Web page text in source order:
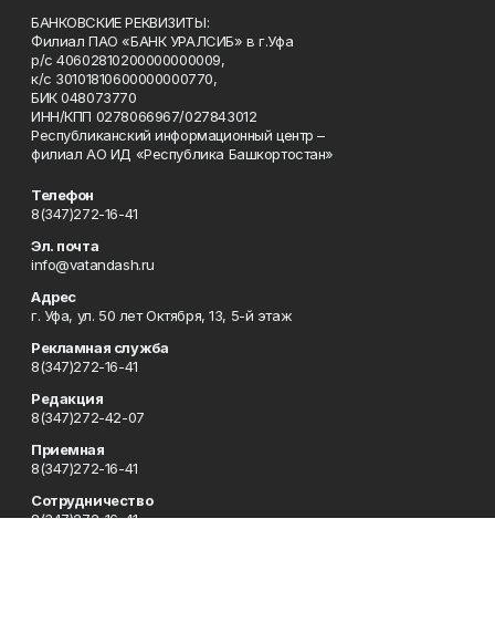
БАНКОВСКИЕ РЕКВИЗИТЫ:
Филиал ПАО «БАНК УРАЛСИБ» в г.Уфа
р/с 40602810200000000009,
к/с 30101810600000000770,
БИК 048073770
ИНН/КПП 0278066967/027843012
Республиканский информационный центр –
филиал АО ИД «Республика Башкортостан»
Телефон
8(347)272-16-41
Эл. почта
info@vatandash.ru
Адрес
г. Уфа, ул. 50 лет Октября, 13, 5-й этаж
Рекламная служба
8(347)272-16-41
Редакция
8(347)272-42-07
Приемная
8(347)272-16-41
Сотрудничество
8(347)272-16-41